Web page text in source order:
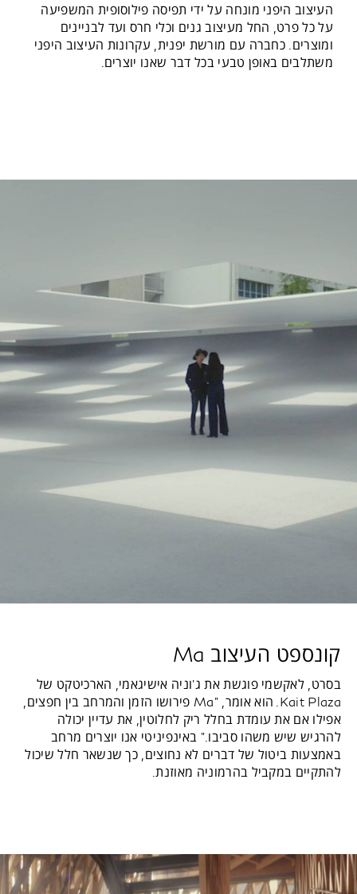
העיצוב היפני מונחה על ידי תפיסה פילוסופית המשפיעה
על כל פרט, החל מעיצוב גנים וכלי חרס ועד לבניינים
ומוצרים. כחברה עם מורשת יפנית, עקרונות העיצוב היפני
משתלבים באופן טבעי בכל דבר שאנו יוצרים.
קונספט העיצוב Ma
בסרט, לאקשמי פוגשת את ג'וניה אישיגאמי, הארכיטקט של
Kait Plaza. הוא אומר, "Ma פירושו הזמן והמרחב בין חפצים,
אפילו אם את עומדת בחלל ריק לחלוטין, את עדיין יכולה
להרגיש שיש משהו סביבו." באינפיניטי אנו יוצרים מרחב
באמצעות ביטול של דברים לא נחוצים, כך שנשאר חלל שיכול
להתקיים במקביל בהרמוניה מאוזנת.